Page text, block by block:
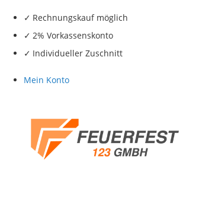
Rechnungskauf möglich
2% Vorkassenskonto
Individueller Zuschnitt
Mein Konto